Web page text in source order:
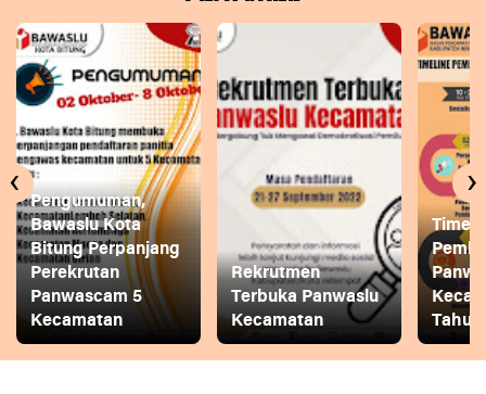
Pengumuman,
Bawaslu Kota
Bitung Perpanjang
Perekrutan
Panwascam 5
Kecamatan
Rekrutmen
Terbuka Panwaslu
Kecamatan
Tahun
‹ ›